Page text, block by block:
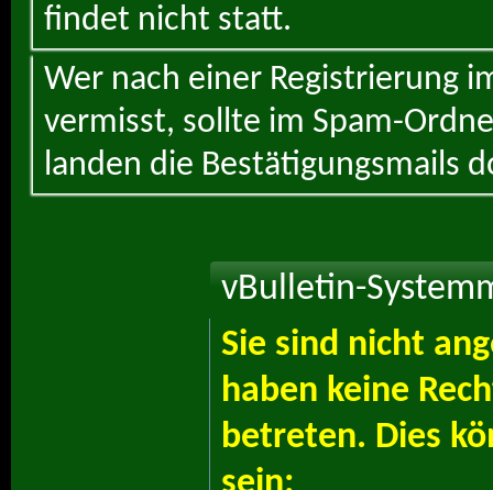
findet nicht statt.
Wer nach einer Registrierung
vermisst, sollte im Spam-
landen die Bestätigungsmails
vBulletin-
Sie sind nicht
haben keine
betreten. Dies